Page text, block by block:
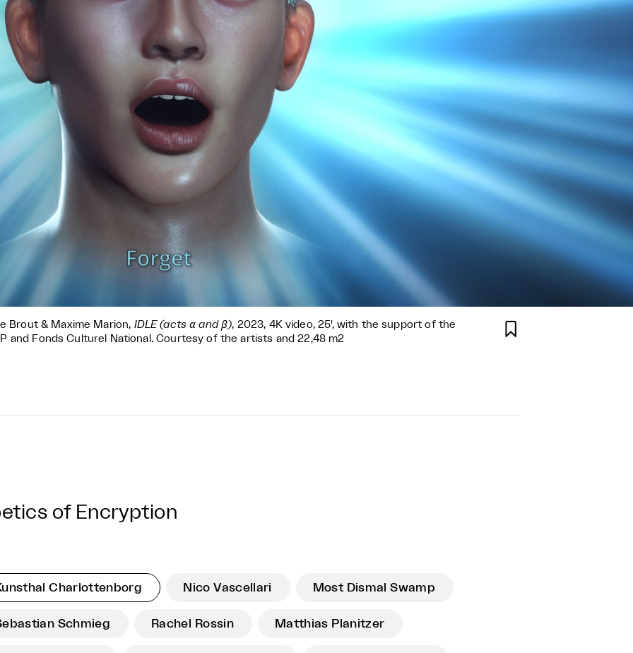
Brout & Maxime Marion, IDLE (acts α and β), 2023, 4K video, 25', with the support of the
and Fonds Culturel National. Courtesy of the artists and 22,48 m2

of Encryption
Charlottenborg Nico Vascellari Most Dismal Swamp
Schmieg Rachel Rossin Matthias Planitzer